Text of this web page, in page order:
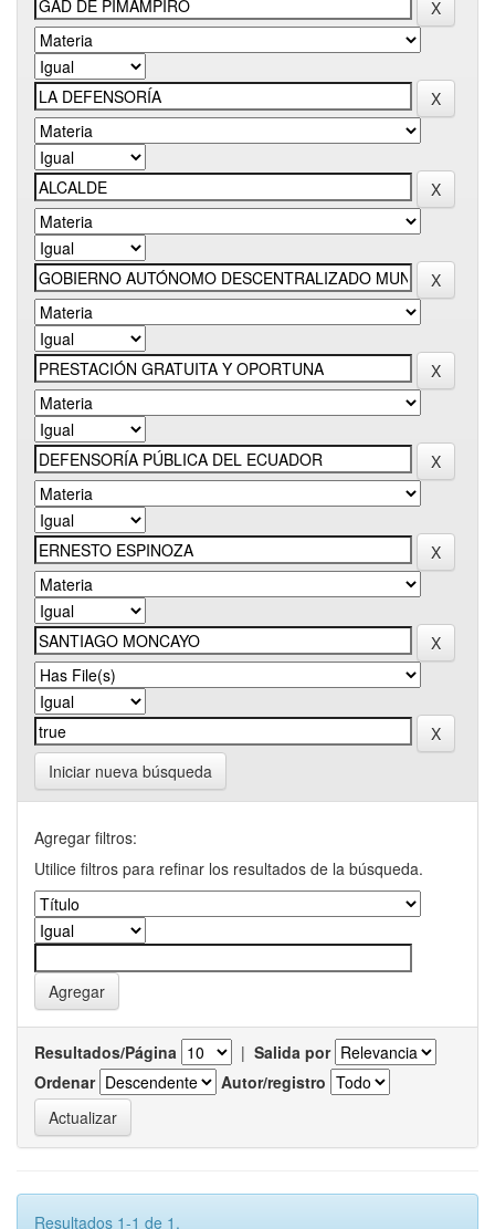
Iniciar nueva búsqueda
Agregar filtros:
Utilice filtros para refinar los resultados de la búsqueda.
Resultados/Página | Salida por
Ordenar
Autor/registro
Resultados 1-1 de 1.